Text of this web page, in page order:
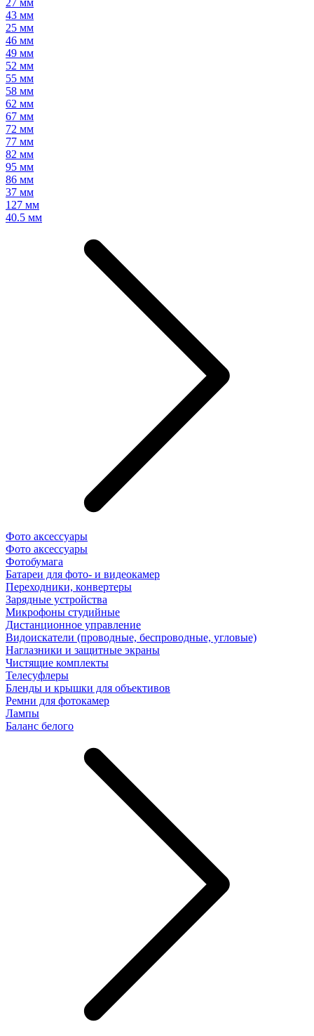
27 мм
43 мм
25 мм
46 мм
49 мм
52 мм
55 мм
58 мм
62 мм
67 мм
72 мм
77 мм
82 мм
95 мм
86 мм
37 мм
127 мм
40.5 мм
Фото аксессуары
Фото аксессуары
Фотобумага
Батареи для фото- и видеокамер
Переходники, конвертеры
Зарядные устройства
Микрофоны студийные
Дистанционное управление
Видоискатели (проводные, беспроводные, угловые)
Наглазники и защитные экраны
Чистящие комплекты
Телесуфлеры
Бленды и крышки для объективов
Ремни для фотокамер
Лампы
Баланс белого